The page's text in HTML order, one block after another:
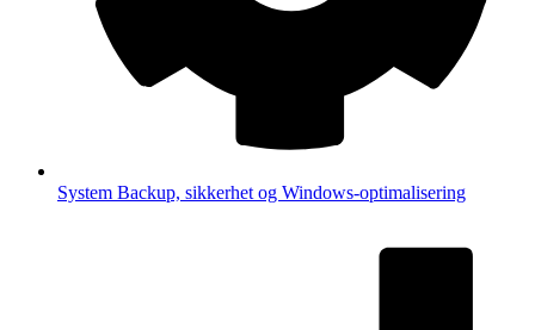
System Backup, sikkerhet og Windows-optimalisering